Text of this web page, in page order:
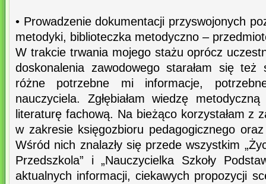
• Prowadzenie dokumentacji przyswojonych
metodyki, biblioteczka metodyczno –
W trakcie trwania mojego stażu oprócz
doskonalenia zawodowego starałam się też
różne potrzebne mi informacje,
nauczyciela. Zgłębiałam wiedzę
literaturę fachową. Na bieżąco korzystałam z
w zakresie księgozbioru pedagogicznego
Wśród nich znalazły się przede wszystkim
Przedszkola” i „Nauczycielka Szkoły
aktualnych informacji, ciekawych propozycji